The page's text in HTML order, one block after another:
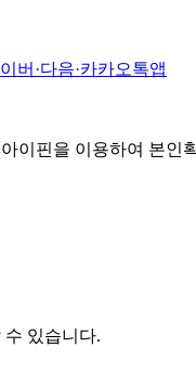
버·다음·카카오톡앱
아이핀을 이용하여 본인
수 있습니다.